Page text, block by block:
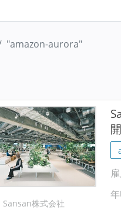
"amazon-aurora"
Sansan株式会社